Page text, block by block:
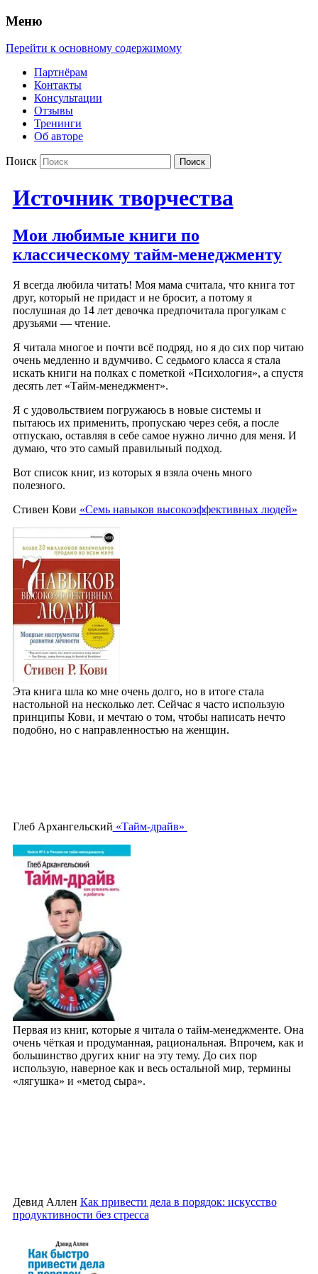
Меню
Перейти к основному содержимому
Партнёрам
Контакты
Консультации
Отзывы
Тренинги
Об авторе
Поиск
Источник творчества
Мои любимые книги по
классическому тайм-менеджменту
Я всегда любила читать! Моя мама считала, что книга тот
друг, который не придаст и не бросит, а потому я
послушная до 14 лет девочка предпочитала прогулкам с
друзьями — чтение.
Я читала многое и почти всё подряд, но я до сих пор читаю
очень медленно и вдумчиво. С седьмого класса я стала
искать книги на полках с пометкой «Психология», а спустя
десять лет «Тайм-менеджмент».
Я с удовольствием погружаюсь в новые системы и
пытаюсь их применить, пропускаю через себя, а после
отпускаю, оставляя в себе самое нужно лично для меня. И
думаю, что это самый правильный подход.
Вот список книг, из которых я взяла очень много
полезного.
Стивен Кови «Семь навыков высокоэффективных людей»
Эта книга шла ко мне очень долго, но в итоге стала
настольной на несколько лет. Сейчас я часто использую
принципы Кови, и мечтаю о том, чтобы написать нечто
подобно, но с направленностью на женщин.
Глеб Архангельский «Тайм-драйв»
Первая из книг, которые я читала о тайм-менеджменте. Она
очень чёткая и продуманная, рациональная. Впрочем, как и
большинство других книг на эту тему. До сих пор
использую, наверное как и весь остальной мир, термины
«лягушка» и «метод сыра».
Девид Аллен Как привести дела в порядок: искусство
продуктивности без стресса